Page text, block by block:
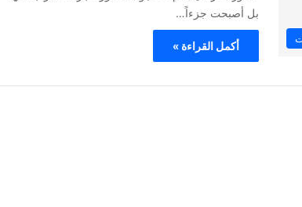
بل أصبحت جزءاً…
أكمل القراءة »